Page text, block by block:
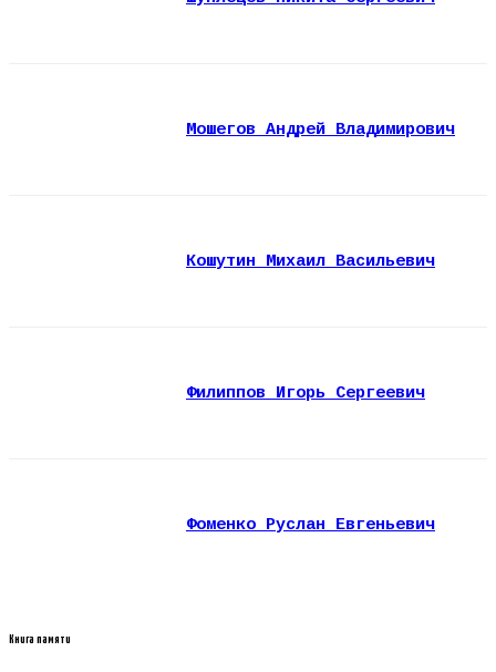
Мошегов Андрей Владимирович
Кошутин Михаил Васильевич
Филиппов Игорь Сергеевич
Фоменко Руслан Евгеньевич
Книга памяти